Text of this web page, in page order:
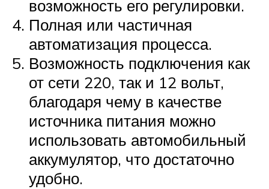
возможность его регулировки.
Полная или частичная
автоматизация процесса.
Возможность подключения как
от сети 220, так и 12 вольт,
благодаря чему в качестве
источника питания можно
использовать автомобильный
аккумулятор, что достаточно
удобно.